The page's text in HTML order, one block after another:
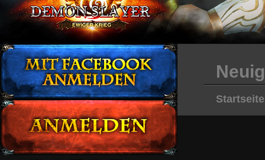
Startseite